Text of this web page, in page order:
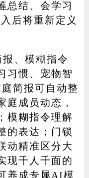
总结、会学习
后将重新定义
、模糊指令
习惯、宠物智
简报可自动整
庭成员动态，
模糊指令理解
的表达；门锁
动精准区分大
现千人千面的
养成专属AI模